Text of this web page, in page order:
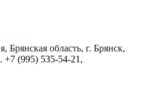
Брянская область, г. Брянск,
+7 (995) 535-54-21,